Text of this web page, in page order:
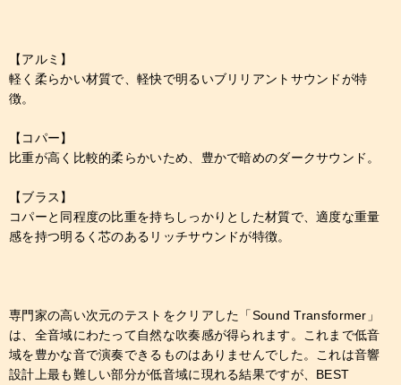
【アルミ】
軽く柔らかい材質で、軽快で明るいブリリアントサウンドが特
徴。
【コパー】
比重が高く比較的柔らかいため、豊かで暗めのダークサウンド。
【ブラス】
コパーと同程度の比重を持ちしっかりとした材質で、適度な重量
感を持つ明るく芯のあるリッチサウンドが特徴。
専門家の高い次元のテストをクリアした「Sound Transformer」
は、全音域にわたって自然な吹奏感が得られます。これまで低音
域を豊かな音で演奏できるものはありませんでした。これは音響
設計上最も難しい部分が低音域に現れる結果ですが、BEST